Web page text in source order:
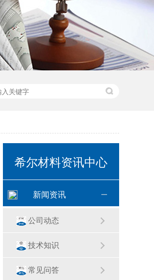
希尔材料资讯中心
新闻资讯
公司动态
技术知识
常见问答